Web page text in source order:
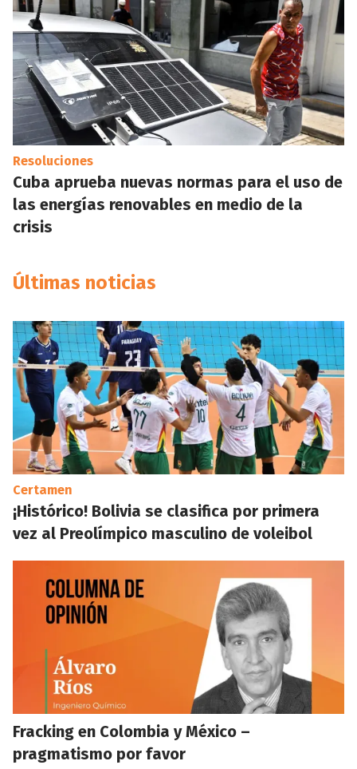
Resoluciones
Cuba aprueba nuevas normas para el uso de
las energías renovables en medio de la
crisis
Últimas noticias
Certamen
¡Histórico! Bolivia se clasifica por primera
vez al Preolímpico masculino de voleibol
Fracking en Colombia y México –
pragmatismo por favor